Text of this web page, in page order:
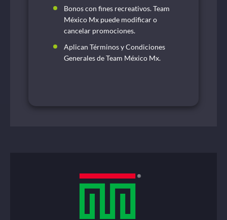
Bonos con fines recreativos. Team
México Mx puede modificar o
cancelar promociones.
Aplican Términos y Condiciones
Generales de Team México Mx.